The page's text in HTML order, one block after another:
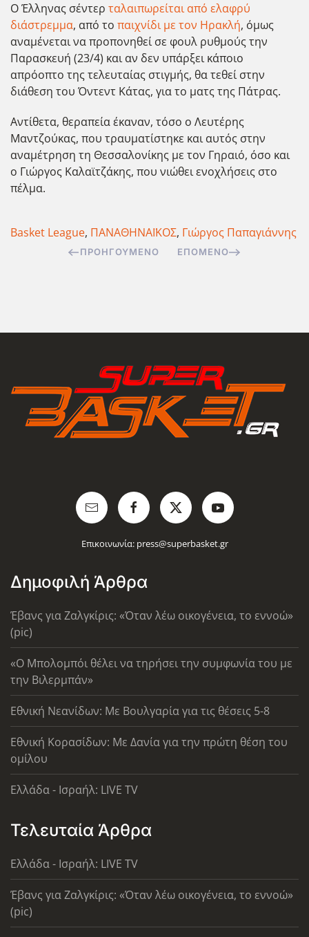
Ο Έλληνας σέντερ ταλαιπωρείται από ελαφρύ
διάστρεμμα, από το παιχνίδι με τον Ηρακλή, όμως
αναμένεται να προπονηθεί σε φουλ ρυθμούς την
Παρασκευή (23/4) και αν δεν υπάρξει κάποιο
απρόοπτο της τελευταίας στιγμής, θα τεθεί στην
διάθεση του Όντεντ Κάτας, για το ματς της Πάτρας.
Αντίθετα, θεραπεία έκαναν, τόσο ο Λευτέρης
Μαντζούκας, που τραυματίστηκε και αυτός στην
αναμέτρηση τη Θεσσαλονίκης με τον Γηραιό, όσο και
ο Γιώργος Καλαϊτζάκης, που νιώθει ενοχλήσεις στο
πέλμα.
Basket League, ΠΑΝΑΘΗΝΑΪΚΟΣ, Γιώργος Παπαγιάννης
ΠΡΟΗΓΟΎΜΕΝΟ ΕΠΌΜΕΝΟ
Επικοινωνία: press@superbasket.gr
Δημοφιλή Άρθρα
Έβανς για Ζαλγκίρις: «Όταν λέω οικογένεια, το εννοώ»
(pic)
«Ο Μπολομπόι θέλει να τηρήσει την συμφωνία του με
την Βιλερμπάν»
Εθνική Νεανίδων: Με Βουλγαρία για τις θέσεις 5-8
Εθνική Κορασίδων: Με Δανία για την πρώτη θέση του
ομίλου
Ελλάδα - Ισραήλ: LIVE TV
Τελευταία Άρθρα
Ελλάδα - Ισραήλ: LIVE TV
Έβανς για Ζαλγκίρις: «Όταν λέω οικογένεια, το εννοώ»
(pic)